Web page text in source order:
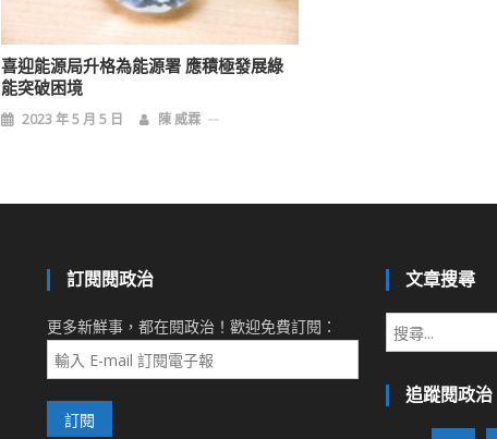
喜迎能源局升格為能源署 應積極發展綠
能突破困境
2023 年 5 月 5 日 陳 威霖
訂閱閱政治
更多新鮮事，都在閱政治！歡迎免費訂閱：
文章搜尋
追蹤閱政治